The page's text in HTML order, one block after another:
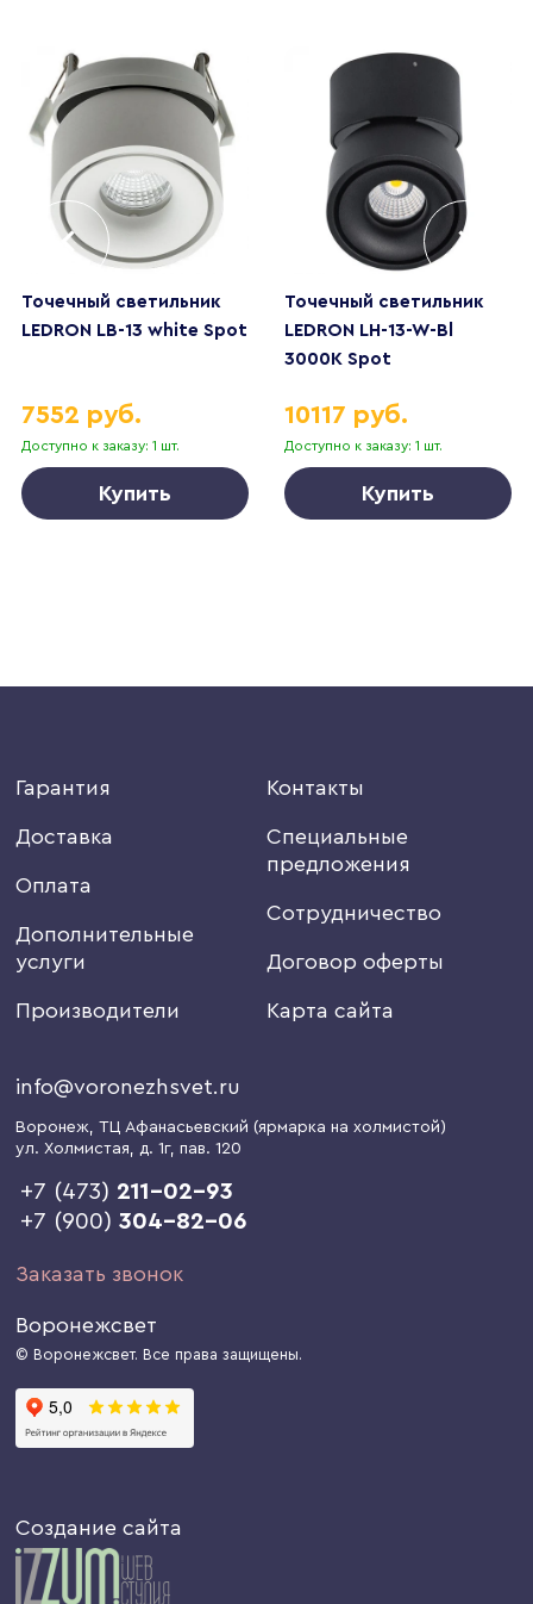
Точечный светильник
LEDRON LB-13 white Spot
Доступно к заказу: 1 шт.
7552 руб.
Купить
Точечный светильник
LEDRON LH-13-W-Bl
3000K Spot
Доступно к заказу: 1 шт.
10117 руб.
Купить
Гарантия
Доставка
Оплата
Дополнительные
услуги
Производители
Контакты
Специальные
предложения
Сотрудничество
Договор оферты
Карта сайта
info@voronezhsvet.ru
Воронеж, ТЦ Афанасьевский (ярмарка на холмистой)
ул. Холмистая, д. 1г, пав. 120
+7 (473) 211-02-93
+7 (900)304-82-06
Заказать звонок
Воронежсвет
© Воронежсвет. Все права защищены.
Создание сайта